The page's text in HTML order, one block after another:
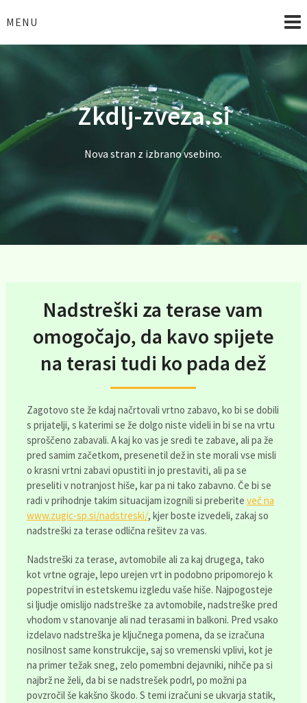
toMENU
Zkdlj-zveza.si
Nova stran z izbrano vsebino.
Nadstreški za terase vam
omogočajo, da kavo spijete
na terasi tudi ko pada dež
Zagotovo ste že kdaj načrtovali vrtno zabavo, ko bi se dobili
s prijatelji, s katerimi se že dolgo niste videli in bi se na vrtu
sproščeno zabavali. A kaj ko vas je sredi te zabave, ali pa že
pred samim začetkom, presenetil dež in ste morali vse misli
o krasni vrtni zabavi opustiti in jo prestaviti, ali pa se
preseliti v notranjost hiše, kar pa ni tako zabavno. Če bi se
radi v prihodnje takim situacijam izognili si preberite več na
www.zugic-sp.si/nadstreski/, kjer boste izvedeli, zakaj so
nadstreški za terase odlična rešitev za vas.
Nadstreški za terase, avtomobile ali za kaj drugega, tako
kot vrtne ograje, lepo urejen vrt in podobno pripomorejo k
popestritvi in estetskemu izgledu vaše hiše. Najpogosteje
si ljudje omislijo nadstreške za avtomobile, nadstreške pred
vhodom v stanovanje ali nad terasami in balkoni. Pred vsako
izdelavo nadstreška je ključnega pomena, da se izračuna
nosilnost same konstrukcije, saj so vremenski vplivi, kot je
na primer težak sneg, zelo pomembni dejavniki, nihče pa si
najbrž ne želi, da bi se nadstrešek podrl, po možni pa
povzročil še kakšno škodo. S temi izračuni se ukvarja statik,